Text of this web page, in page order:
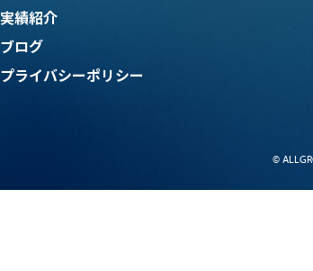
実績紹介
ブログ
プライバシーポリシー
©